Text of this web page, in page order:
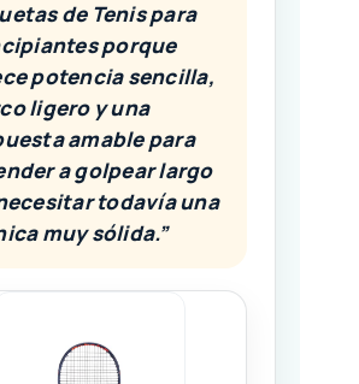
de Tenis para
porque
potencia sencilla,
ligero y una
amable para
a golpear largo
todavía una
muy sólida.”